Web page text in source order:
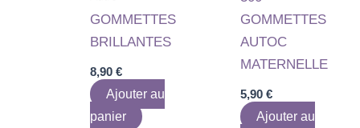
GOMMETTES
BRILLANTES
8,90€
Ajouter au
panier
GOMMETTES
AUTOC
MATERNELLE
5,90 €
Ajouter au